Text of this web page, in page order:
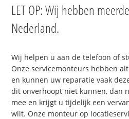
LET OP: Wij hebben
Nederland.
Wij helpen u aan de telefoon of
Onze servicemonteurs hebben
en kunnen uw reparatie vaak
dit onverhoopt niet kunnen, dan
mee en krijgt u tijdelijk een
wilt. Onze monteur op